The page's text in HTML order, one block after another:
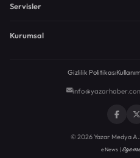
Servisler
Kurumsal
Gizlilik Politikası
© 2026 Yazar Medya
eNews |